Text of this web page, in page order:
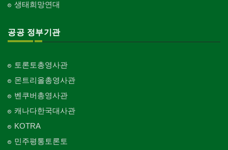
생태희망연대
공공 정부기관
토론토총영사관
몬트리올총영사관
벤쿠버총영사관
캐나다한국대사관
KOTRA
민주평통토론토